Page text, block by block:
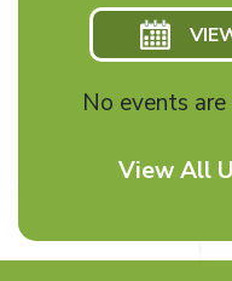
No events
View All